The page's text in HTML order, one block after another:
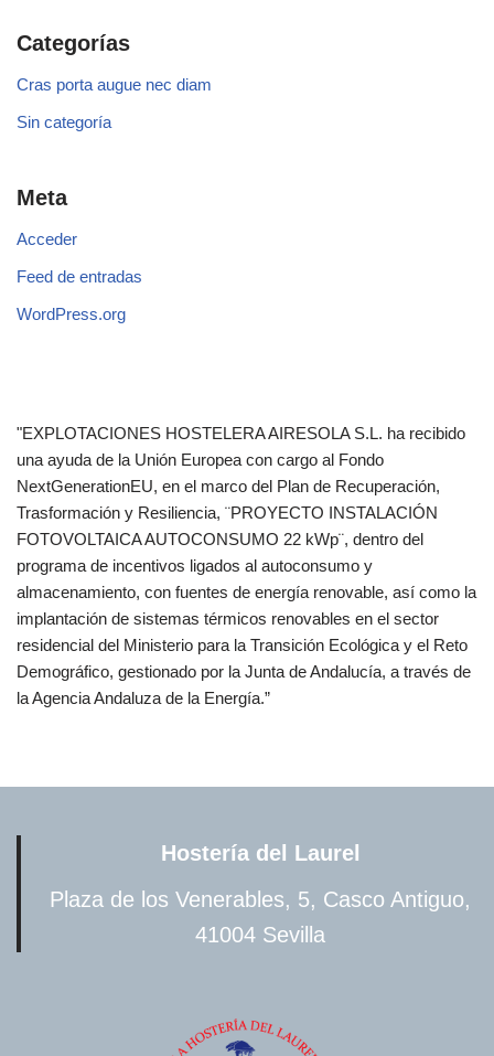
Categorías
Cras porta augue nec diam
Sin categoría
Meta
Acceder
Feed de entradas
WordPress.org
"EXPLOTACIONES HOSTELERA AIRESOLA S.L. ha recibido
una ayuda de la Unión Europea con cargo al Fondo
NextGenerationEU, en el marco del Plan de Recuperación,
Trasformación y Resiliencia, ¨PROYECTO INSTALACIÓN
FOTOVOLTAICA AUTOCONSUMO 22 kWp¨, dentro del
programa de incentivos ligados al autoconsumo y
almacenamiento, con fuentes de energía renovable, así como la
implantación de sistemas térmicos renovables en el sector
residencial del Ministerio para la Transición Ecológica y el Reto
Demográfico, gestionado por la Junta de Andalucía, a través de
la Agencia Andaluza de la Energía.”
Hostería del Laurel
Plaza de los Venerables, 5, Casco Antiguo,
41004 Sevilla